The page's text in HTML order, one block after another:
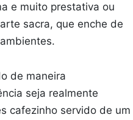
e muito prestativa ou
sacra, que enche de
de maneira
seja realmente
cafezinho servido de um